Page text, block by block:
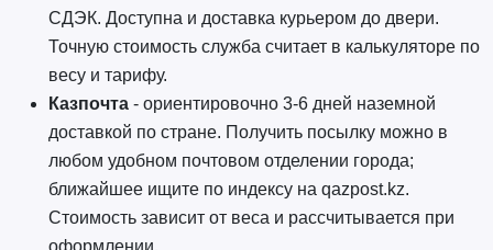
СДЭК. Доступна и доставка курьером до двери.
Точную стоимость служба считает в калькуляторе по
весу и тарифу.
Казпочта- ориентировочно 3-6 дней наземной
доставкой по стране. Получить посылку можно в
любом удобном почтовом отделении города;
ближайшее ищите по индексу на qazpost.kz.
Стоимость зависит от веса и рассчитывается при
оформлении.